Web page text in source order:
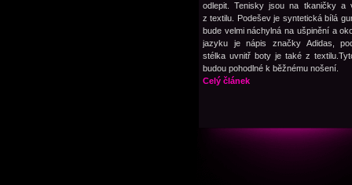
odlepit. Tenisky jsou na tkaničky a
z textilu. Podešev je syntetická bílá
bude velmi náchylná na ušpinění a
jazyku je nápis značky Adidas,
stélka uvnitř boty je také z
budou pohodlné k běžnému nošení.
Celý článek